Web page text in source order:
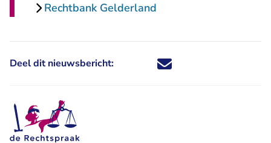
Rechtbank Gelderland
Deel dit nieuwsbericht: Deel dit nieuwsbericht via X -
Deel dit nieuwsbericht via
Deel dit nieuwsbericht
Deel dit